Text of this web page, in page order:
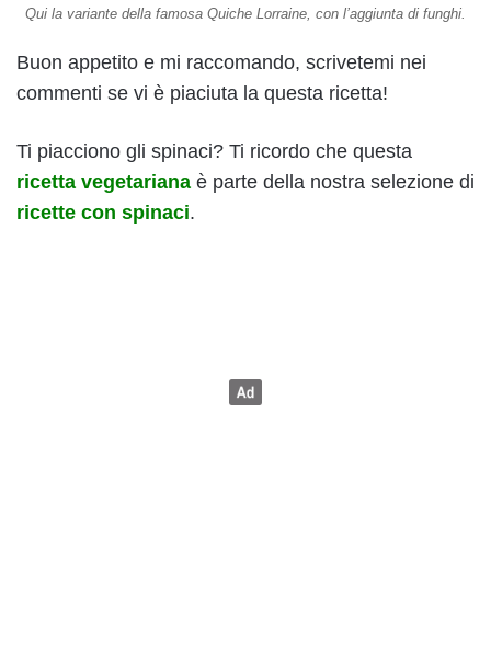
Qui la variante della famosa Quiche Lorraine, con l’aggiunta di funghi.
Buon appetito e mi raccomando, scrivetemi nei
commenti se vi è piaciuta la questa ricetta!
Ti piacciono gli spinaci? Ti ricordo che questa
ricetta vegetariana è parte della nostra selezione di
ricette con spinaci.